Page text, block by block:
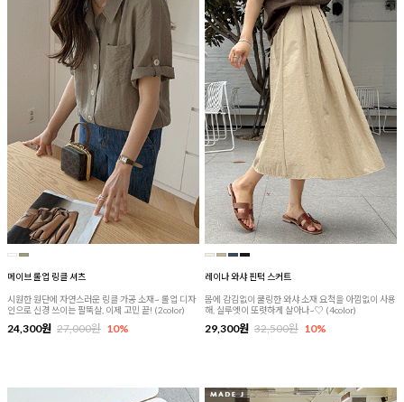
메이브 롤업 링클 셔츠
시원한 원단에 자연스러운 링클 가공 소재~ 롤업 디자
인으로 신경 쓰이는 팔뚝살, 이제 고민 끝! (2color)
24,300원 27,000원 10%
레이나 와샤 핀턱 스커트
몸에 감김없이 쿨링한 와샤 소재 요척을 아낌없이 사용
해, 실루엣이 또렷하게 살아나~♡ (4color)
29,300원 32,500원 10%